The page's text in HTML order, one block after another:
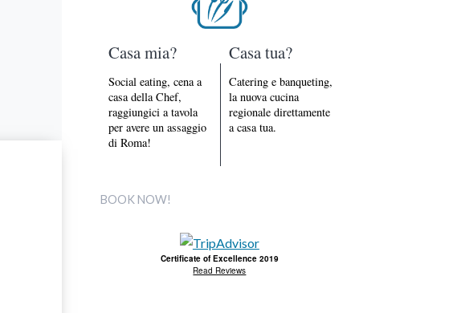
Casa mia?
Social eating, cena a
casa della Chef,
raggiungici a tavola
per avere un assaggio
di Roma!
Casa tua?
Catering e banqueting,
la nuova cucina
regionale direttamente
a casa tua.
BOOK NOW!
Certificate of Excellence 2019
Read Reviews